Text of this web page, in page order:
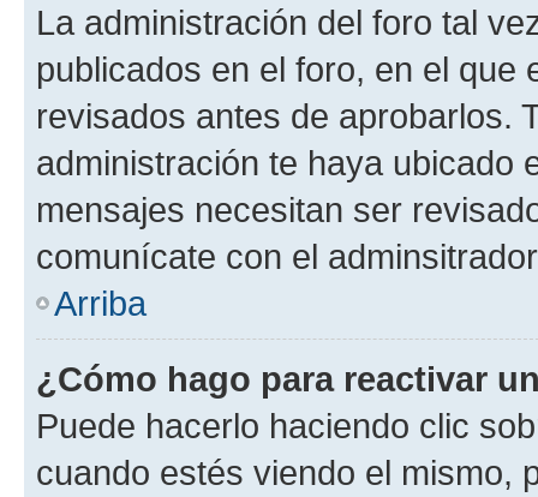
La administración del foro tal
publicados en el foro, en el
revisados antes de aprobarlos.
administración te haya ubicado
mensajes necesitan ser
comunícate con el
Arriba
¿Cómo hago para reactivar
Puede hacerlo haciendo clic
cuando estés viendo el mismo,